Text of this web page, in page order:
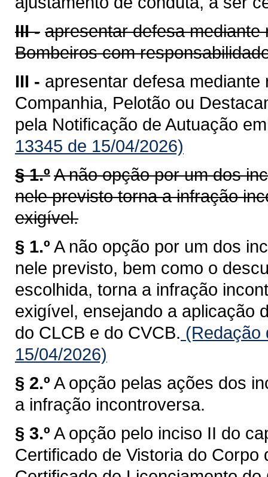
III - apresentar defesa
Bombeiros com
III - apresentar defesa
Companhia, Pelotão ou
pela Notificação de Autuação
13345 de 15/04/2026)
§ 1.ºA não opção por um dos
nele previsto torna a infração
exigível.
§ 1.º A não opção por um dos
nele previsto, bem como o
escolhida, torna a infração
exigível, ensejando a aplicação
do CLCB e do CVCB. (Redação
15/04/2026)
§ 2.º A opção pelas ações dos
a infração incontroversa.
§ 3.º A opção pelo inciso II do
Certificado de Vistoria do